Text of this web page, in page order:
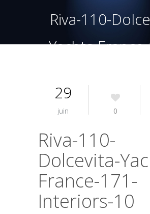
Riva-110-
Yachts-
29
juin 0
Riva-110-
Dolcevita-
France-171-
Interiors-10